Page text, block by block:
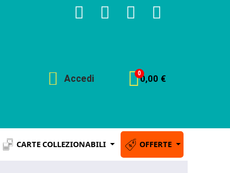
Accedi 0,00 €
CARTE COLLEZIONABILI OFFERTE